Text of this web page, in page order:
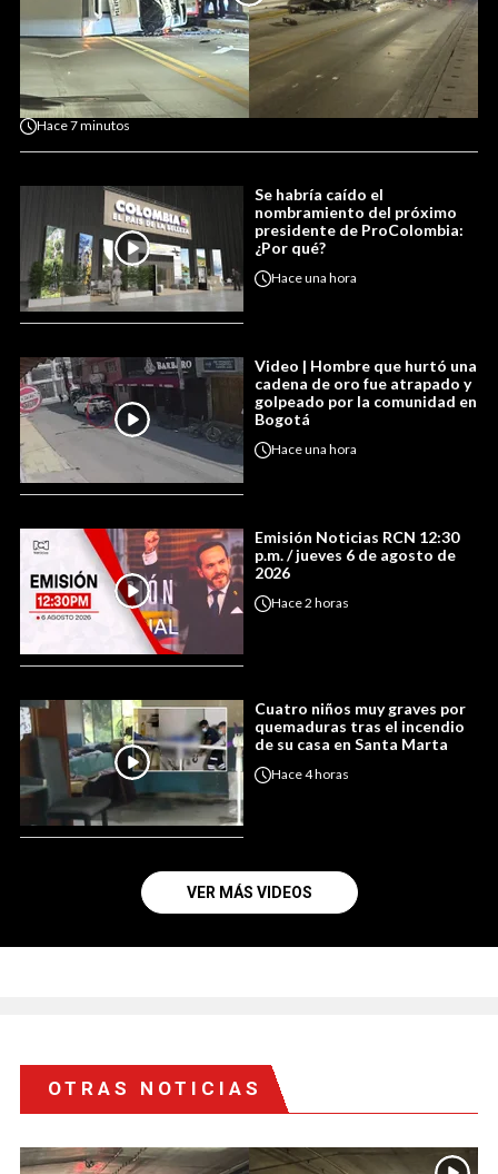
Hace7 minutos
Se habría caído el
nombramiento del próximo
presidente de ProColombia:
¿Por qué?
Haceuna hora
Video | Hombre que hurtó una
cadena de oro fue atrapado y
golpeado por la comunidad en
Bogotá
Haceuna hora
Emisión Noticias RCN 12:30
p.m. / jueves 6 de agosto de
2026
Hace2 horas
Cuatro niños muy graves por
quemaduras tras el incendio
de su casa en Santa Marta
Hace4 horas
VER MÁS VIDEOS
OTRAS NOTICIAS